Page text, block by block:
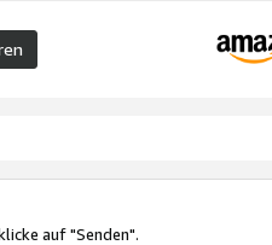
auf "Senden".